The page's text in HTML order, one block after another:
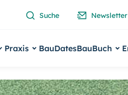
Suche Newsletter
Praxis BauDatesBauBuch